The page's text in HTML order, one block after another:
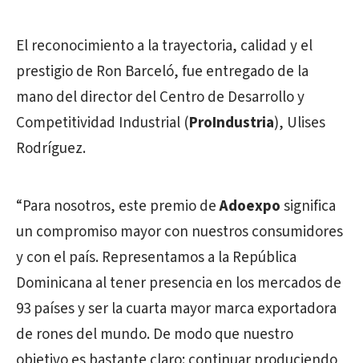
El reconocimiento a la trayectoria, calidad y el
prestigio de Ron Barceló, fue entregado de la
mano del director del Centro de Desarrollo y
Competitividad Industrial (ProIndustria), Ulises
Rodríguez.
“Para nosotros, este premio deAdoexposignifica
un compromiso mayor con nuestros consumidores
y con el país. Representamos a la República
Dominicana al tener presencia en los mercados de
93 países y ser la cuarta mayor marca exportadora
de rones del mundo. De modo que nuestro